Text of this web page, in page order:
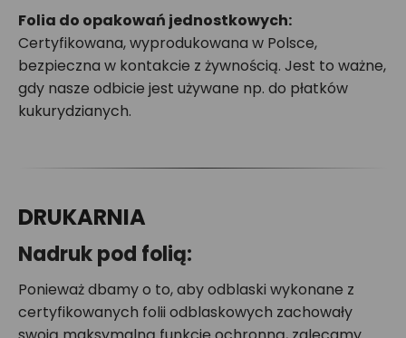
Folia do opakowań jednostkowych:
Certyfikowana, wyprodukowana w Polsce,
bezpieczna w kontakcie z żywnością. Jest to ważne,
gdy nasze odbicie jest używane np. do płatków
kukurydzianych.
DRUKARNIA
Nadruk pod folią:
Ponieważ dbamy o to, aby odblaski wykonane z
certyfikowanych folii odblaskowych zachowały